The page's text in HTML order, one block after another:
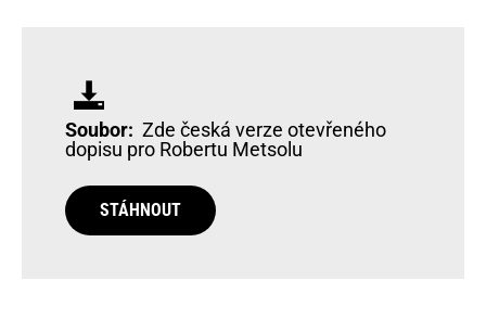
Soubor: Zde česká verze otevřeného
dopisu pro Robertu Metsolu
STÁHNOUT